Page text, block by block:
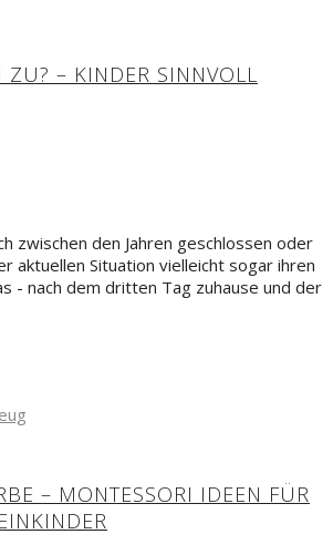
ZU? – KINDER SINNVOLL
zwischen den Jahren geschlossen oder
aktuellen Situation vielleicht sogar ihren
- nach dem dritten Tag zuhause und der
– MONTESSORI IDEEN FÜR